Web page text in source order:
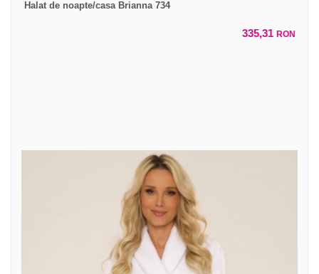
Halat de noapte/casa Brianna 734
335,31 RON